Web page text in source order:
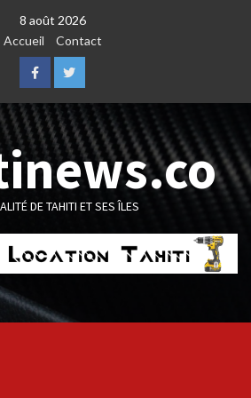
8 août 2026
Accueil
Contact
FacebookTwitter
DE TAHITI ET SES ÎLES